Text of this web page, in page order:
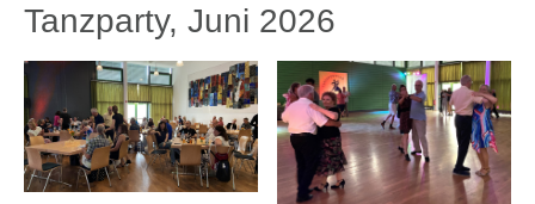
Tanzparty, Juni 2026